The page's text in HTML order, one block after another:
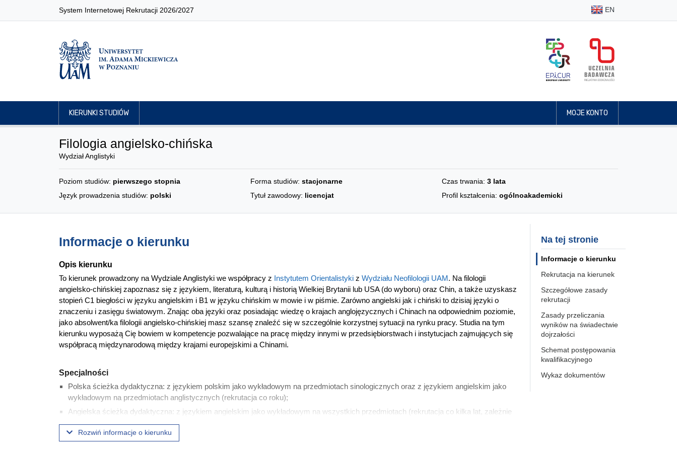
System Internetowej Rekrutacji 2026/2027 EN
KIERUNKI STUDIÓW MOJE KONTO
Filologia angielsko-chińska
Wydział Anglistyki
Poziom studiów: pierwszego stopnia Forma studiów: stacjonarne Czas trwania: 3 lata
Język prowadzenia studiów: polski Tytuł zawodowy: licencjat Profil kształcenia: ogólnoakademicki
Informacje o kierunku
Opis kierunku
To kierunek prowadzony na Wydziale Anglistyki we współpracy z Instytutem Orientalistyki z Wydziału Neofilologii UAM. Na filologii
angielsko-chińskiej zapoznasz się z językiem, literaturą, kulturą i historią Wielkiej Brytanii lub USA (do wyboru) oraz Chin, a także uzyskasz
stopień C1 biegłości w języku angielskim i B1 w języku chińskim w mowie i w piśmie. Zarówno angielski jak i chiński to dzisiaj języki o
znaczeniu i zasięgu światowym. Znając oba języki oraz posiadając wiedzę o krajach anglojęzycznych i Chinach na odpowiednim poziomie,
jako absolwent/ka filologii angielsko-chińskiej masz szansę znaleźć się w szczególnie korzystnej sytuacji na rynku pracy. Studia na tym
kierunku wyposażą Cię bowiem w kompetencje pozwalające na pracę między innymi w przedsiębiorstwach i instytucjach zajmujących się
współpracą międzynarodową między krajami europejskimi a Chinami.
Specjalności
Polska ścieżka dydaktyczna: z językiem polskim jako wykładowym na przedmiotach sinologicznych oraz z językiem angielskim jako
wykładowym na przedmiotach anglistycznych (rekrutacja co roku);
Angielska ścieżka dydaktyczna: z językiem angielskim jako wykładowym na wszystkich przedmiotach (rekrutacja co kilka lat, zależnie
od decyzji władz dziekańskich;niedostępna w rekrutacji w roku 2025).
Rozwiń informacje o kierunku
Na tej stronie
Informacje o kierunku
Rekrutacja na kierunek
Szczegółowe zasady
rekrutacji
Zasady przeliczania
wyników na świadectwie
dojrzałości
Schemat postępowania
kwalifikacyjnego
Wykaz dokumentów